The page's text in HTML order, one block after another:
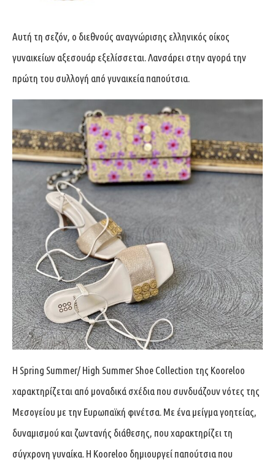
Αυτή τη σεζόν, ο διεθνούς αναγνώρισης ελληνικός οίκος
γυναικείων αξεσουάρ εξελίσσεται. Λανσάρει στην αγορά την
πρώτη του συλλογή από γυναικεία παπούτσια.
Η Spring Summer/ High Summer Shoe Collection της Kooreloo
χαρακτηρίζεται από μοναδικά σχέδια που συνδυάζουν νότες της
Μεσογείου με την Ευρωπαϊκή φινέτσα. Με ένα μείγμα γοητείας,
δυναμισμού και ζωντανής διάθεσης, που χαρακτηρίζει τη
σύγχρονη γυναίκα. Η Kooreloo δημιουργεί παπούτσια που